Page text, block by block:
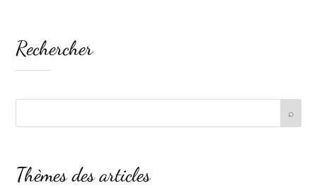
Rechercher
Thèmes des articles